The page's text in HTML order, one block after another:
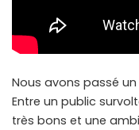
Nous avons passé
Entre un public
très bons et une